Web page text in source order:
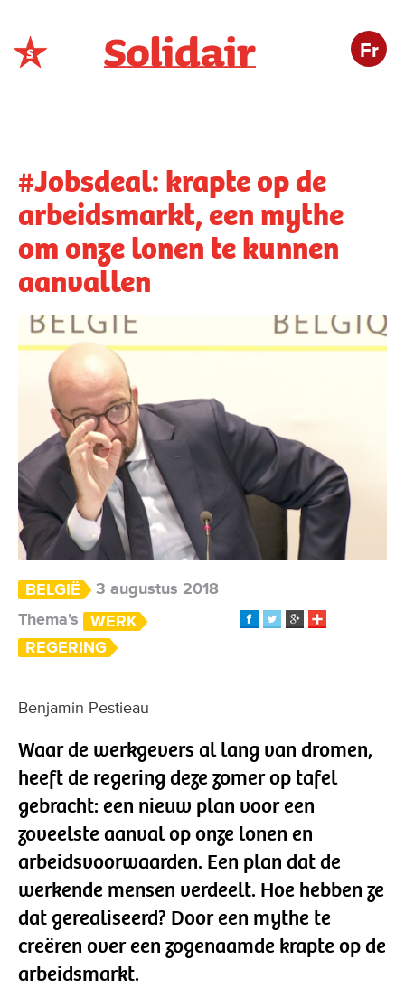
Fr
#Jobsdeal: krapte op de
arbeidsmarkt, een mythe
om onze lonen te kunnen
aanvallen
BELGIË
3 augustus 2018
Thema's
WERK
REGERING
Benjamin Pestieau
Waar de werkgevers al lang van dromen,
heeft de regering deze zomer op tafel
gebracht: een nieuw plan voor een
zoveelste aanval op onze lonen en
arbeidsvoorwaarden. Een plan dat de
werkende mensen verdeelt. Hoe hebben ze
dat gerealiseerd? Door een mythe te
creëren over een zogenaamde krapte op de
arbeidsmarkt.